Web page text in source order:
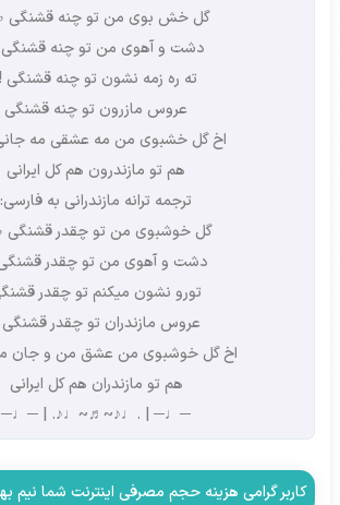
گل خش بوی من تو چنه قشنگی
دشت و آهوی من تو چنه
ته ره زمه نشون تو چنه قشنگی
عروس مازرون تو چنه قشنگی
اخ گل خشبوی من مه عشقی مه
هم تو مازندرون هم کل ایرانی
ترجمه ترانه مازندرانی به فارسی:
گل خوشبوی من تو چقدر
دشت و آهوی من تو چقدر
تورو نشون میکنم تو چقدر
عروس مازندران تو چقدر
اخ گل خوشبوی من عشق من و جان
هم تو مازندران هم کل ایرانی
─♩─ | .♩♪~♬~♩♪. | ─♩─
کاربر گرامی هزینه حجم مصرفی اینترنت شما نیم